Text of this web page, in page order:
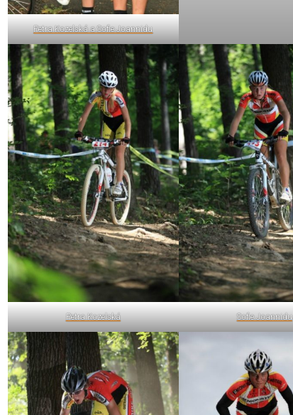
Petra Kozelská a Sofie Joannidu
Petra Kozelská Sofie Joannidu